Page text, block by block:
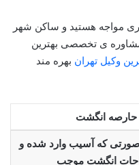
مواجه هستید و ساکن شهر
مشاوره ی تخصصی بهترین
وکیل تهران بهره مند
حارصه انگشت
که آسیب وارد شده و
انگشت موجب